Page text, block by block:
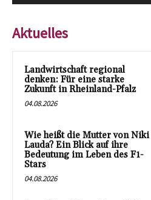
Aktuelles
Landwirtschaft regional
denken: Für eine starke
Zukunft in Rheinland-Pfalz
04.08.2026
Wie heißt die Mutter von Niki
Lauda? Ein Blick auf ihre
Bedeutung im Leben des F1-
Stars
04.08.2026